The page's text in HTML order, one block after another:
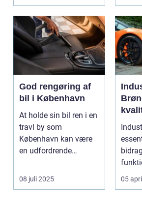
God rengøring af
bil i København
At holde sin bil ren i en
travl by som
København kan være
en udfordrende
08 juli 2025
dit
05